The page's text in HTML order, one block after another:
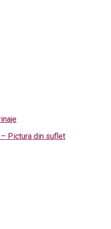
Pictura din suflet